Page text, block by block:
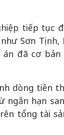
tiếp tục
Sơn Tịnh,
đã cơ
dòng tiền
hạn
tổng tài
gia
hóa,
mới
50